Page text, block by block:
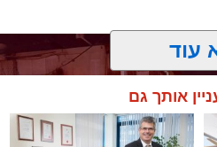
עוד
אותך גם